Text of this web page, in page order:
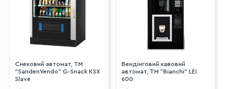
Снековий автомат, TM
"SandenVendo" G-Snack KSX
Slave
Вендінговий кавовий
автомат, ТМ "Bianchi" LEI
600